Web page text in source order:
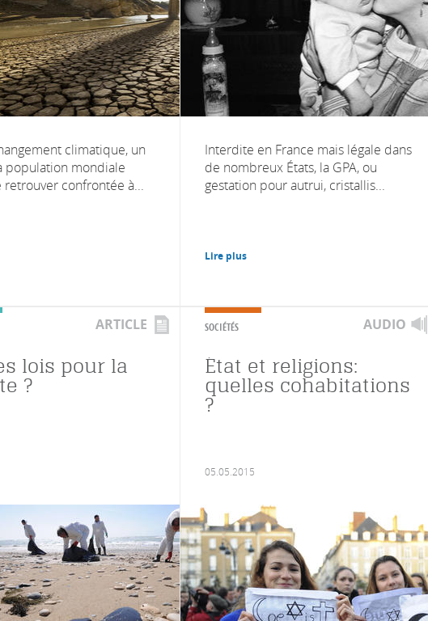
climatique, un
population mondiale
retrouver confrontée à...
Interdite en France mais légale dans
de nombreux États, la GPA, ou
gestation pour autrui, cristallis...
Lire plus
ARTICLE
lois pour la
?
SOCIÉTÉS AUDIO
État et religions:
quelles cohabitations
?
05.05.2015